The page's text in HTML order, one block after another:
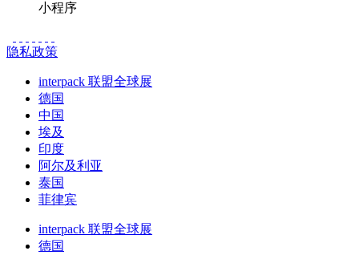
小程序
隐私政策
interpack 联盟全球展
德国
中国
埃及
印度
阿尔及利亚
泰国
菲律宾
interpack 联盟全球展
德国